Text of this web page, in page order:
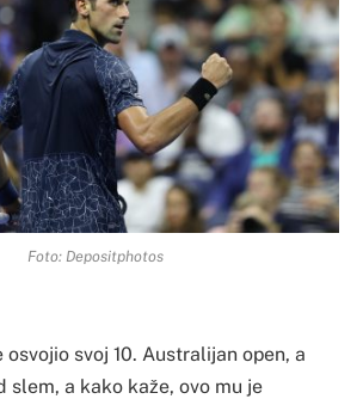
Foto: Depositphotos
svoj 10. Australijan open, a
slem, a kako kaže, ovo mu je